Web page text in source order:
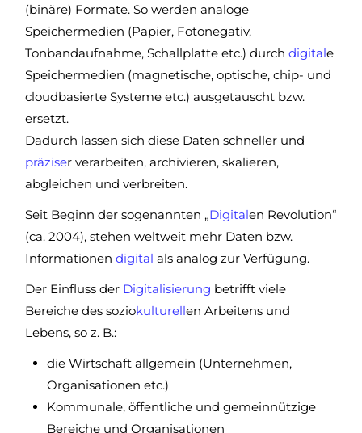
(binäre) Formate. So werden analoge
Speichermedien (Papier, Fotonegativ,
Tonbandaufnahme, Schallplatte etc.) durch digitale
Speichermedien (magnetische, optische, chip- und
cloudbasierte Systeme etc.) ausgetauscht bzw.
ersetzt.
Dadurch lassen sich diese Daten schneller und
präziser verarbeiten, archivieren, skalieren,
abgleichen und verbreiten.
Seit Beginn der sogenannten „Digitalen Revolution“
(ca. 2004), stehen weltweit mehr Daten bzw.
Informationen digital als analog zur Verfügung.
Der Einfluss der Digitalisierung betrifft viele
Bereiche des soziokulturellen Arbeitens und
Lebens, so z. B.:
die Wirtschaft allgemein (Unternehmen,
Organisationen etc.)
Kommunale, öffentliche und gemeinnützige
Bereiche und Organisationen